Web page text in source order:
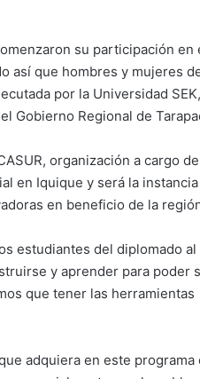
su participación en
así que hombres y mujeres
por la Universidad
Gobierno Regional de
organización a cargo
en Iquique y será la
en beneficio de la
estudiantes del diplomado al
y aprender para poder
que tener las herramientas
adquiera en este programa